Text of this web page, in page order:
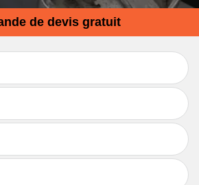
de devis gratuit